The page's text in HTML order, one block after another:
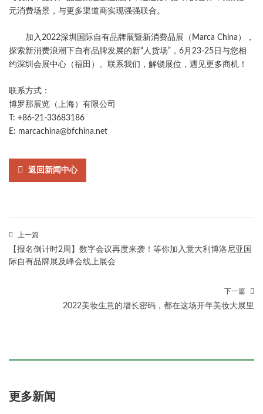
元消费场景，与更多渠道商实现强强联合。
加入2022深圳国际自有品牌展暨新消费品展（Marca China），
探索新消费浪潮下自有品牌发展的新“人货场”，6月23-25日与您相
约深圳会展中心（福田）。联系我们，解锁展位，遇见更多商机！
联系方式：
博罗那展览（上海）有限公司
T: +86-21-33683186
E: marcachina@bfchina.net
返回新闻中心
上一篇
【报名倒计时2周】数字会议再度来袭！等你加入意大利博洛尼亚国
际自有品牌展及峰会线上展会
下一篇
2022美妆生意的增长密码，都在这场开年美妆大展里
更多新闻